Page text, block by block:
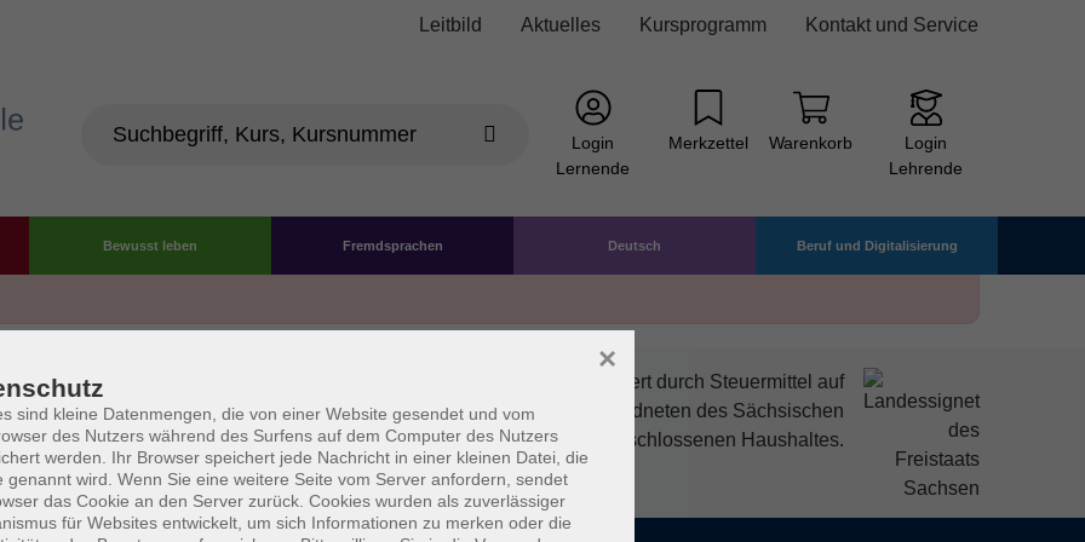
Leitbild Aktuelles Kursprogramm Kontakt und Service
Login
Lernende
Merkzettel Warenkorb
Login
Lehrende
Bewusst leben Fremdsprachen Deutsch Beruf und Digitalisierung
Die Volkshochschule wird mitfinanziert durch Steuermittel auf
der Grundlage des von den Abgeordneten des Sächsischen
Landtags beschlossenen Haushaltes.
AGB Datenschutzerklärung Impressum Widerruf
sind kleine Datenmengen, die von einer Website gesendet und vom
des Nutzers während des Surfens auf dem Computer des Nutzers
werden. Ihr Browser speichert jede Nachricht in einer kleinen Datei, die
genannt wird. Wenn Sie eine weitere Seite vom Server anfordern, sendet
das Cookie an den Server zurück. Cookies wurden als zuverlässiger
für Websites entwickelt, um sich Informationen zu merken oder die
×